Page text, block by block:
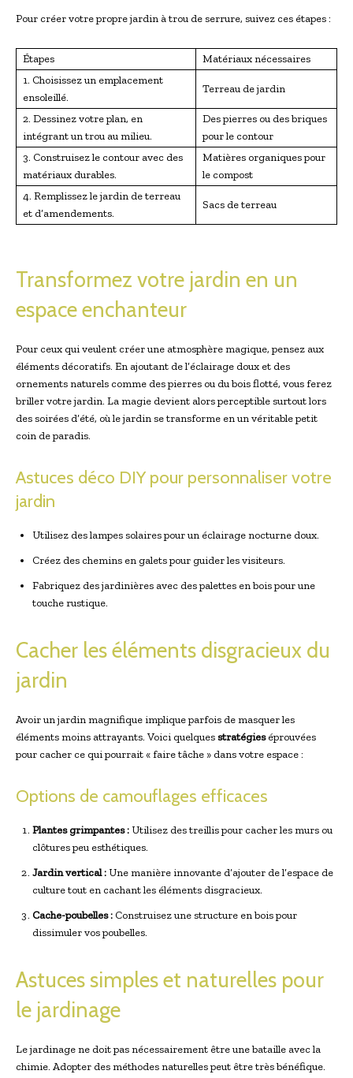
Pour créer votre propre jardin à trou de serrure, suivez ces étapes :
Étapes
Matériaux nécessaires
1. Choisissez un emplacement
ensoleillé.
Terreau de jardin
2. Dessinez votre plan, en
intégrant un trou au milieu.
Des pierres ou des briques
pour le contour
3. Construisez le contour avec des
matériaux durables.
Matières organiques pour
le compost
4. Remplissez le jardin de terreau
et d’amendements.
Sacs de terreau
Transformez votre jardin en un
espace enchanteur
Pour ceux qui veulent créer une atmosphère magique, pensez aux
éléments décoratifs. En ajoutant de l’éclairage doux et des
ornements naturels comme des pierres ou du bois flotté, vous ferez
briller votre jardin. La magie devient alors perceptible surtout lors
des soirées d’été, où le jardin se transforme en un véritable petit
coin de paradis.
Astuces déco DIY pour personnaliser votre
jardin
Utilisez des lampes solaires pour un éclairage nocturne doux.
Créez des chemins en galets pour guider les visiteurs.
Fabriquez des jardinières avec des palettes en bois pour une
touche rustique.
Cacher les éléments disgracieux du
jardin
Avoir un jardin magnifique implique parfois de masquer les
éléments moins attrayants. Voici quelquesstratégieséprouvées
pour cacher ce qui pourrait « faire tâche » dans votre espace :
Options de camouflages efficaces
Plantes grimpantes : Utilisez des treillis pour cacher les murs ou
clôtures peu esthétiques.
Jardin vertical : Une manière innovante d’ajouter de l’espace de
culture tout en cachant les éléments disgracieux.
Cache-poubelles : Construisez une structure en bois pour
dissimuler vos poubelles.
Astuces simples et naturelles pour
le jardinage
Le jardinage ne doit pas nécessairement être une bataille avec la
chimie. Adopter des méthodes naturelles peut être très bénéfique.